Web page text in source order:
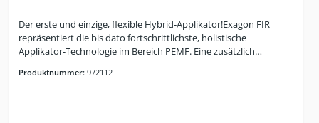
Der erste und einzige, flexible Hybrid-Applikator!Exagon FIR
repräsentiert die bis dato fortschrittlichste, holistische
Applikator-Technologie im Bereich PEMF. Eine zusätzlich
Karbonfaser-Geflecht, sorgt für die zusätzliche Generierung von
Produktnummer: 972112